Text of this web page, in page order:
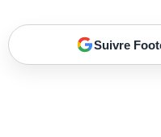
Suivre